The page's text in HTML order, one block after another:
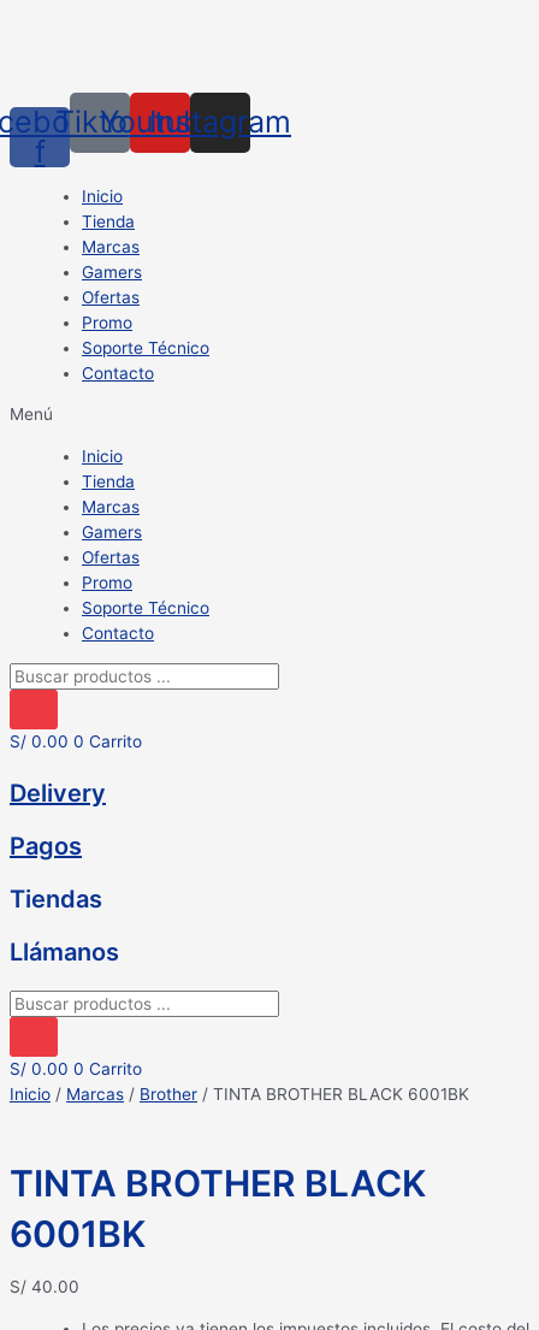
f
TiktokYoutube
Instagram
Inicio
Tienda
Marcas
Gamers
Ofertas
Promo
Soporte Técnico
Contacto
Menú
Inicio
Tienda
Marcas
Gamers
Ofertas
Promo
Soporte Técnico
Contacto
Búsqueda
productos
S/ 0.00 0 Carrito
Delivery
Pagos
Tiendas
Llámanos
Búsqueda
productos
S/ 0.00 0 Carrito
Inicio / Marcas / Brother / TINTA BROTHER BLACK 6001BK
TINTA BROTHER BLACK
6001BK
S/ 40.00